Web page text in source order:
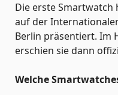
Die erste Smartwatch
auf der
Berlin präsentiert. Im
erschien sie dann
Welche